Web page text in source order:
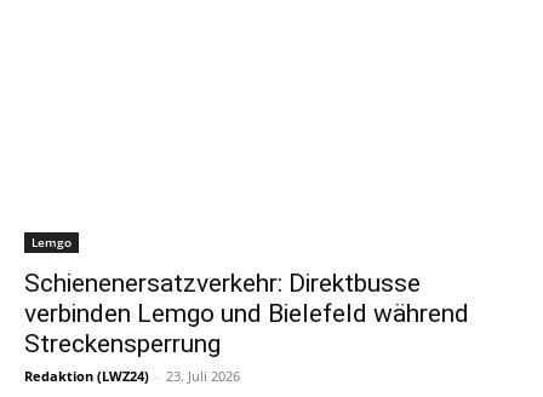
Lemgo
Schienenersatzverkehr: Direktbusse
verbinden Lemgo und Bielefeld während
Streckensperrung
Redaktion (LWZ24) - 23. Juli 2026